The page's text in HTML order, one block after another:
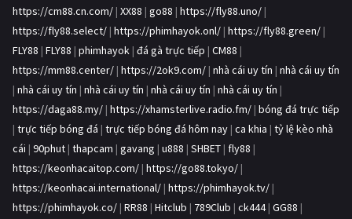
https://cm88.cn.com/ | XX88 | go88 | https://fly88.uno/ |
https://fly88.select/ | https://phimhayok.onl/ | https://fly88.green/ |
FLY88 | FLY88 | phimhayok | đá gà trực tiếp | CM88 |
https://mm88.center/ | https://2ok9.com/ | nhà cái uy tín | nhà cái uy tín
| nhà cái uy tín | nhà cái uy tín | nhà cái uy tín | nhà cái uy tín |
https://daga88.my/ | https://xhamsterlive.radio.fm/ | bóng đá trực tiếp
| trực tiếp bóng đá | trực tiếp bóng đá hôm nay | ca khia | tỷ lệ kèo nhà
cái | 90phut | thapcam | gavang | u888 | SHBET | fly88 |
https://keonhacaitop.com/ | https://go88.tokyo/ |
https://keonhacai.international/ | https://phimhayok.tv/ |
https://phimhayok.co/ | RR88 | Hitclub | 789Club | ck444| GG88 |